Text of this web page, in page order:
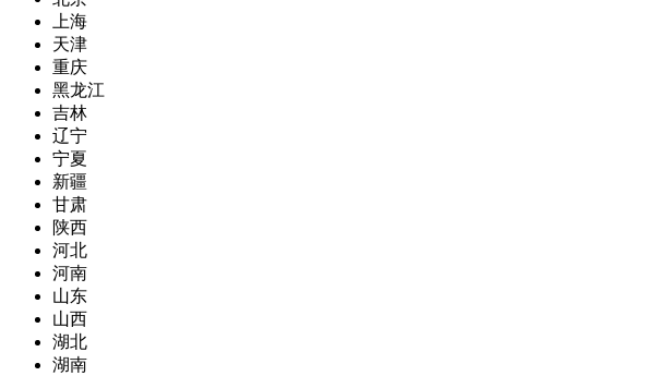
上海
天津
重庆
黑龙江
吉林
辽宁
宁夏
新疆
甘肃
陕西
河北
河南
山东
山西
湖北
湖南